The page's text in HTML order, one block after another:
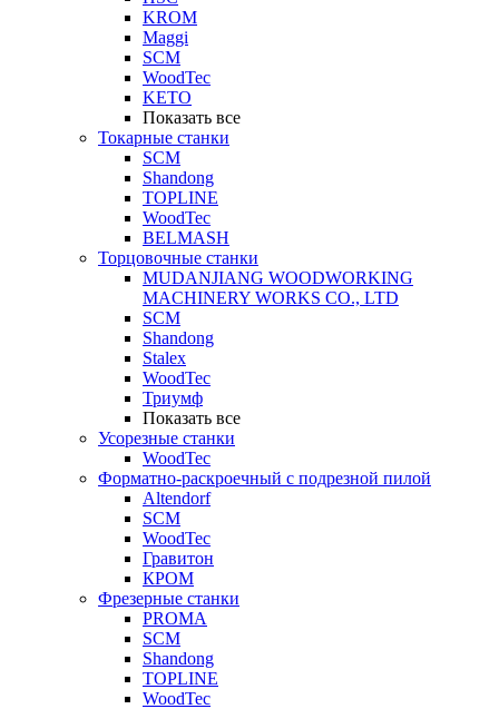
KROM
Maggi
SCM
WoodTec
KETO
Показать все
Токарные станки
SCM
Shandong
TOPLINE
WoodTec
BELMASH
Торцовочные станки
MUDANJIANG WOODWORKING
MACHINERY WORKS CO., LTD
SCM
Shandong
Stalex
WoodTec
Триумф
Показать все
Усорезные станки
WoodTec
Форматно-раскроечный с подрезной пилой
Altendorf
SCM
WoodTec
Гравитон
КРОМ
Фрезерные станки
PROMA
SCM
Shandong
TOPLINE
WoodTec